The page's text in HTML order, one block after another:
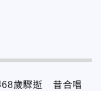
68歲驟逝 昔合唱